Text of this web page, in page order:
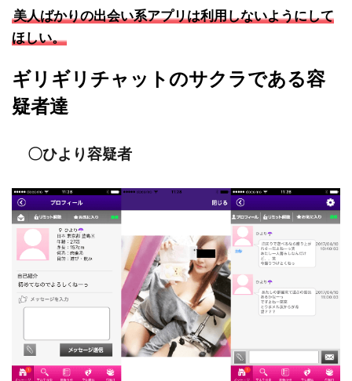
美人ばかりの出会い系アプリは利用しないようにして
ほしい。
ギリギリチャットのサクラである容
疑者達
〇ひより容疑者